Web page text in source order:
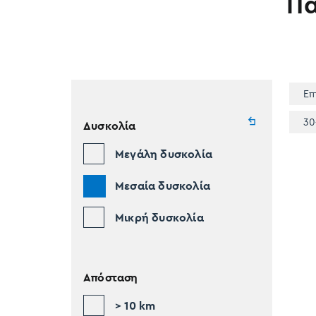
Δυσκολία
Μεγάλη δυσκολία
Μεσαία δυσκολία
Μικρή δυσκολία
Απόσταση
> 10 km